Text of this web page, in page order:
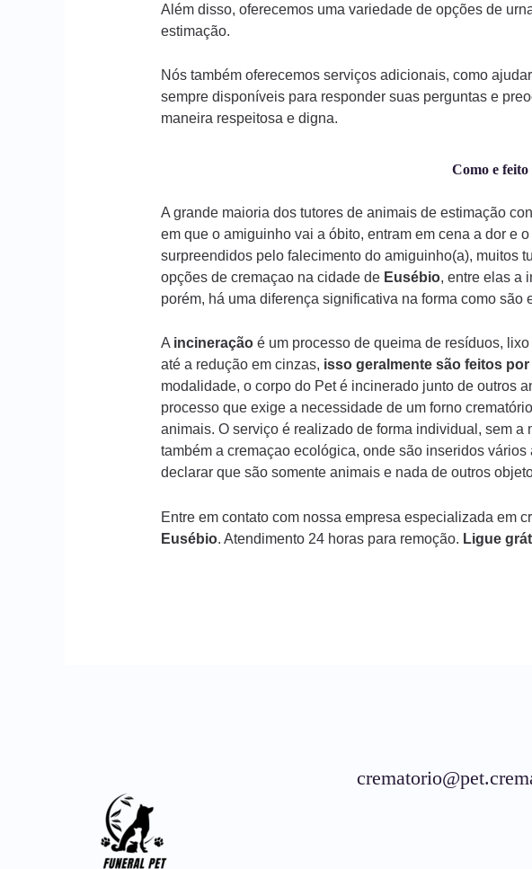
Além disso, oferecemos uma variedade de opções de
estimação.
Nós também oferecemos serviços adicionais, como
sempre disponíveis para responder suas perguntas e
maneira respeitosa e digna.
Como e feito
A grande maioria dos tutores de animais de estimação
em que o amiguinho vai a óbito, entram em cena a dor e
surpreendidos pelo falecimento do amiguinho(a), muitos
opções de cremaçao na cidade de Eusébio, entre elas a
porém, há uma diferença significativa na forma como são
A incineraçãoé um processo de queima de resíduos,
até a redução em cinzas, isso geralmente são feitos
modalidade, o corpo do Pet é incinerado junto de outros
processo que exige a necessidade de um forno
animais. O serviço é realizado de forma individual, sem a
também a cremaçao ecológica, onde são inseridos
declarar que são somente animais e nada de outros
Entre em contato com nossa empresa especializada em
Eusébio. Atendimento 24 horas para remoção. Ligue